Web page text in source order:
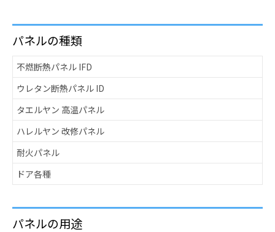
パネルの種類
不燃断熱パネル IFD
ウレタン断熱パネル ID
タエルヤン 高温パネル
ハレルヤン 改修パネル
耐火パネル
ドア各種
パネルの用途